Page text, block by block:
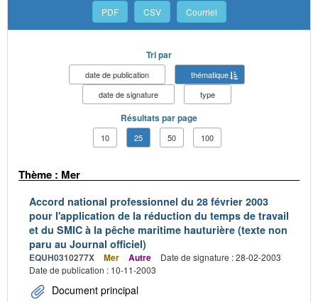
PDF CSV Courriel
Tri par
date de publication
thématique
date de signature
type
Résultats par page
10 25 50 100
Thème : Mer
Accord national professionnel du 28 février 2003
pour l'application de la réduction du temps de travail
et du SMIC à la pêche maritime hauturière (texte non
paru au Journal officiel)
EQUH0310277X Mer Autre
Date de signature : 28-02-2003
Date de publication : 10-11-2003
Document principal